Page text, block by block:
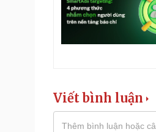
Viết bình luận